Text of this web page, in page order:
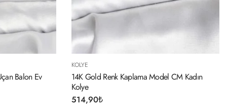
Balon Ev
KOLYE
14K Gold Renk Kaplama Model CM Kadın
Kolye
514,90₺